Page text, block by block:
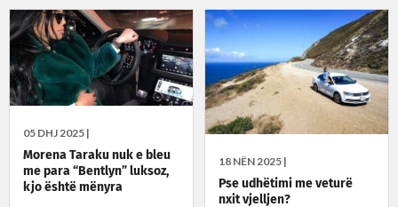
05 DHJ 2025 |
Morena Taraku nuk e bleu
me para “Bentlyn” luksoz,
kjo është mënyra
18 NËN 2025 |
Pse udhëtimi me veturë
nxit vjelljen?